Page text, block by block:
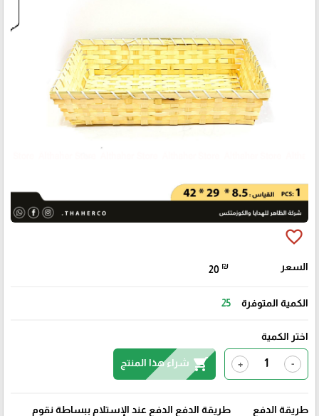
favorite_border
السعر 20 ₪
الكمية المتوفرة 25
اختر الكمية
-
+
shopping_cart شراء هذا المنتج
طريقة الدفع
طريقة الدفع الدفع عند الإستلام ببساطة نقوم